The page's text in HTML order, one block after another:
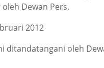
Dewan Pers.
2012
ditandatangani oleh